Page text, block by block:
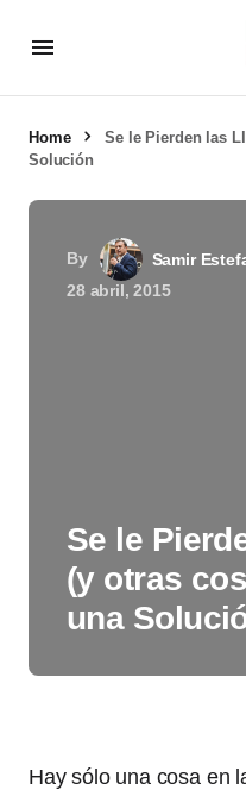
Home
Se le Pierden las
Solución
By
Samir
28 abril, 2015
Se le
(y otras
una
Hay sólo una cosa en